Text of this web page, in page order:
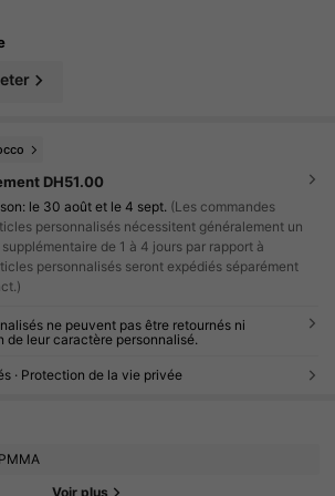
DH51.00
le 30 août et le 4 sept. (Les commandes
personnalisés nécessitent généralement un
de 1 à 4 jours par rapport à
personnalisés seront expédiés séparément
ne peuvent pas être retournés ni
de leur caractère personnalisé.
· Protection de la vie privée
PMMA
Voir plus
2.5K Suiveurs